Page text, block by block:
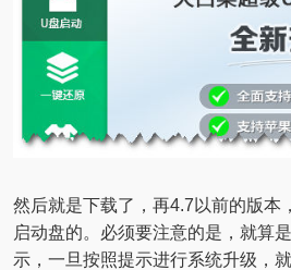
然后就是下载了，再4.7以前的版本
启动盘的。必须要注意的是，就算
示，一旦按照提示进行系统升级，